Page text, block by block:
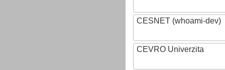
CESNET (whoami-dev)
CEVRO Univerzita